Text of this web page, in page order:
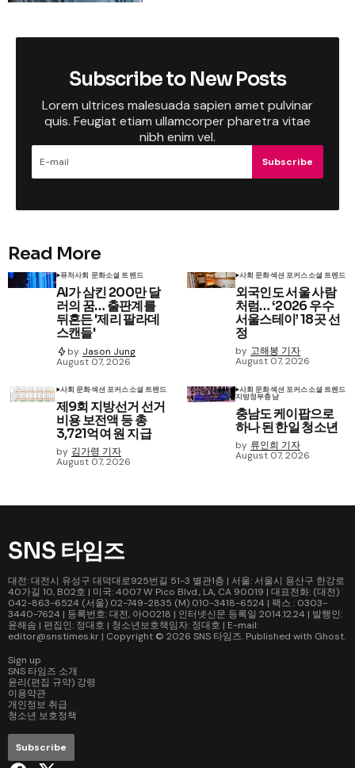
Subscribe to New Posts
Lorem ultrices malesuada sapien amet pulvinar
quis. Feugiat etiam ullamcorper pharetra vitae
nibh enim vel.
Subscribe
Read More
퓨처사회 문화소셜 트렌드
AI가 삼킨 200만 달
러의 꿈… 출판계를
뒤흔든 '제리 팔라데
스캔들'
by Jason Jung
August 07, 2026
사회 문화섹션 포커스소셜 트렌드
외국인도 서울 사람
처럼… ‘2026 우수
서울스테이’ 18곳 선
정
by 고해봉 기자
August 07, 2026
사회 문화섹션 포커스소셜 트렌드
제9회 지방선거 선거
비용 보전액 등 총
3,721억여 원 지급
by 김가령 기자
August 07, 2026
사회 문화섹션 포커스소셜 트렌드
지방정부충남
충남도 케이팝으로
하나 된 한일 청소년
by 류인희 기자
August 07, 2026
SNS 타임즈
대전: 대전시 유성구 대덕대로925번길 51-3 별관1층 | 서울: 서울시 용산구 한강로
40가길 10, B02호 | 미국: 4007 W Pico Blvd., LA, CA 90019 | 대표전화: (대전)
042-863-6524 (서울) 02-749-2835 (M) 010-3418-6524 | 팩스 : 0303-
3440-7624 | 등록번호: 대전, 아00218 | 인터넷신문 등록일 2014.12.24 | 발행인:
윤해솜 | 편집인: 정대호 | 청소년보호책임자: 정대호 | E-mail:
editor@snstimes.kr | Copyright © 2026 SNS 타임즈. Published with Ghost.
Sign up
SNS 타임즈 소개
윤리(편집 규약) 강령
이용약관
개인정보 취급
청소년 보호정책
Subscribe